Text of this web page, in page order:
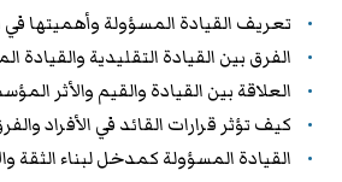
تعريف القيادة المسؤولة وأهميتها
الفرق بين القيادة التقليدية والقيادة
العلاقة بين القيادة والقيم والأثر
كيف تؤثر قرارات القائد في الأفراد
القيادة المسؤولة كمدخل لبناء الثقة